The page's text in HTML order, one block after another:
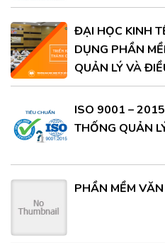
ĐẠI HỌC KINH
DỤNG PHẦN MỀM ONLINE OFFICE
QUẢN LÝ VÀ
ISO 9001 –
THỐNG QUẢN
PHẦN MỀM